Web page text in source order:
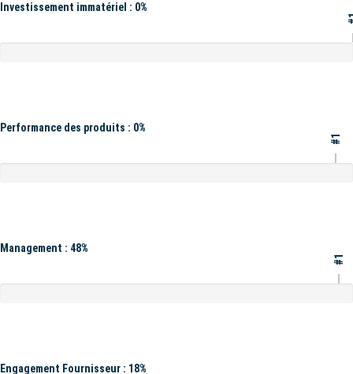
Investissement immatériel : 0%
Performance des produits : 0%
#1
Management : 48%
#1
Engagement Fournisseur : 18%